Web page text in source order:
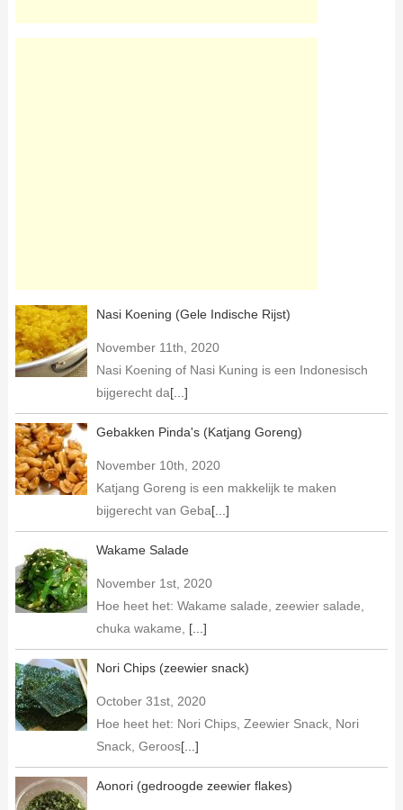
Nasi Koening (Gele Indische Rijst)
November 11th, 2020
Nasi Koening of Nasi Kuning is een Indonesisch
bijgerecht da[...]
Gebakken Pinda's (Katjang Goreng)
November 10th, 2020
Katjang Goreng is een makkelijk te maken
bijgerecht van Geba[...]
Wakame Salade
November 1st, 2020
Hoe heet het: Wakame salade, zeewier salade,
chuka wakame, [...]
Nori Chips (zeewier snack)
October 31st, 2020
Hoe heet het: Nori Chips, Zeewier Snack, Nori
Snack, Geroos[...]
Aonori (gedroogde zeewier flakes)